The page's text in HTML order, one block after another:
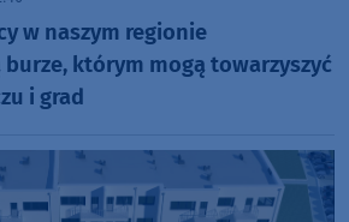
w naszym regionie
którym mogą towarzyszyć
i grad